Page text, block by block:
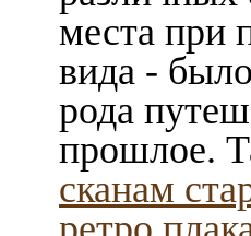
места при
вида -
рода
прошлое.
сканам